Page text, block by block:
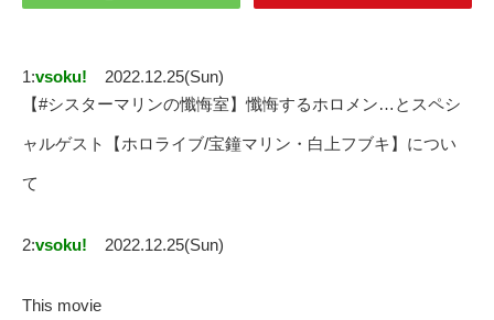
1:vsoku!
2022.12.25(Sun)
【#シスターマリンの懺悔室】懺悔するホロメン…とスペシ
ャルゲスト【ホロライブ/宝鐘マリン・白上フブキ】につい
て
2:vsoku! 2022.12.25(Sun)
This movie